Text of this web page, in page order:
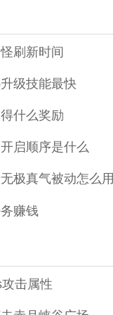
刷新时间
级技能最快
什么奖励
启顺序是什么
极真气被动怎么用
赚钱
击属性